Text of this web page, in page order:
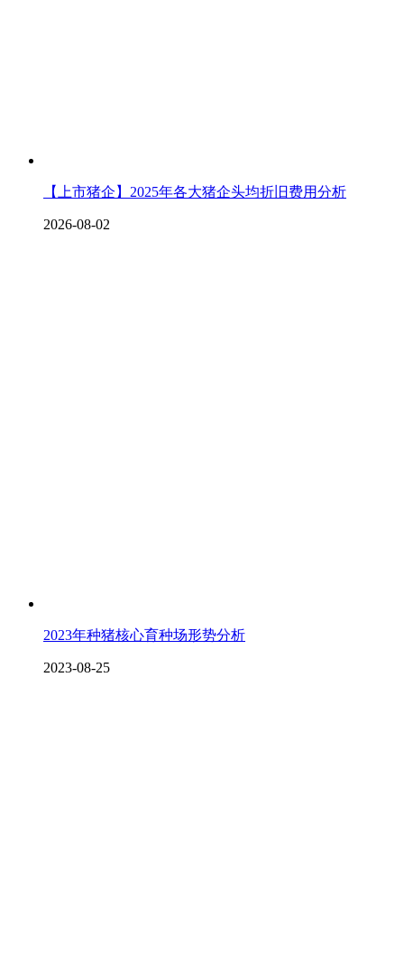
【上市猪企】2025年各大猪企头均折旧费用分析
2026-08-02
2023年种猪核心育种场形势分析
2023-08-25